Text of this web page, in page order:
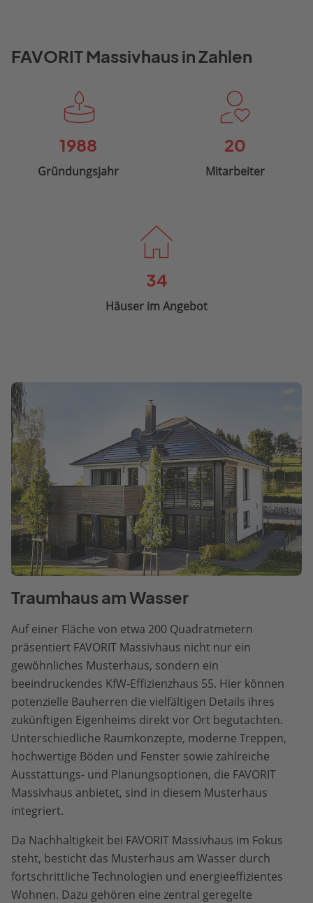
FAVORIT Massivhaus in Zahlen
1988
Gründungsjahr
20
Mitarbeiter
34
Häuser im Angebot
Traumhaus am Wasser
Auf einer Fläche von etwa 200 Quadratmetern
präsentiert FAVORIT Massivhaus nicht nur ein
gewöhnliches Musterhaus, sondern ein
beeindruckendes KfW-Effizienzhaus 55. Hier können
potenzielle Bauherren die vielfältigen Details ihres
zukünftigen Eigenheims direkt vor Ort begutachten.
Unterschiedliche Raumkonzepte, moderne Treppen,
hochwertige Böden und Fenster sowie zahlreiche
Ausstattungs- und Planungsoptionen, die FAVORIT
Massivhaus anbietet, sind in diesem Musterhaus
integriert.
Da Nachhaltigkeit bei FAVORIT Massivhaus im Fokus
steht, besticht das Musterhaus am Wasser durch
fortschrittliche Technologien und energieeffizientes
Wohnen. Dazu gehören eine zentral geregelte